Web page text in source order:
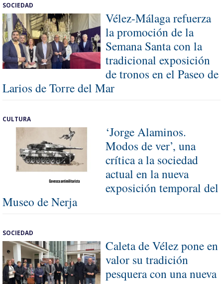
SOCIEDAD
Vélez-Málaga refuerza
la promoción de la
Semana Santa con la
tradicional exposición
de tronos en el Paseo de
Larios de Torre del Mar
CULTURA
‘Jorge Alaminos.
Modos de ver’, una
crítica a la sociedad
actual en la nueva
exposición temporal del
Museo de Nerja
SOCIEDAD
Caleta de Vélez pone en
valor su tradición
pesquera con una nueva